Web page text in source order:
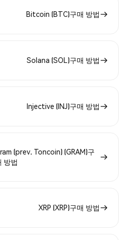
Bitcoin (BTC)구매 방법
Solana (SOL)구매 방법
Injective (INJ)구매 방법
(prev. Toncoin) (GRAM)구
방법
XRP (XRP)구매 방법